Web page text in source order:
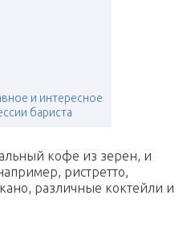
и интересное
бариста
кофе из зерен, и
ристретто,
различные коктейли и